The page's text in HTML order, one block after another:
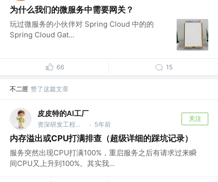
为什么我们的微服务中需要网关？
玩过微服务的小伙伴对 Spring Cloud 中的的
Spring Cloud Gat...
66 15
不二匪 赞了这篇文章
皮皮特的AI工厂
资深研发工程师 @@公众号 | 皮皮特的AI工厂 · 5年前
关注
内存溢出或CPU打满排查（超级详细的踩坑记录）
服务突然出现CPU打满100%，重启服务之后有请求过来瞬
间CPU又上升到100%。其实我...